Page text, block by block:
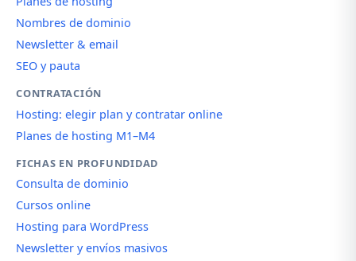
Nombres de dominio
Newsletter & email
SEO y pauta
CONTRATACIÓN
Hosting: elegir plan y contratar online
Planes de hosting M1–M4
FICHAS EN PROFUNDIDAD
Consulta de dominio
Cursos online
Hosting para WordPress
Newsletter y envíos masivos